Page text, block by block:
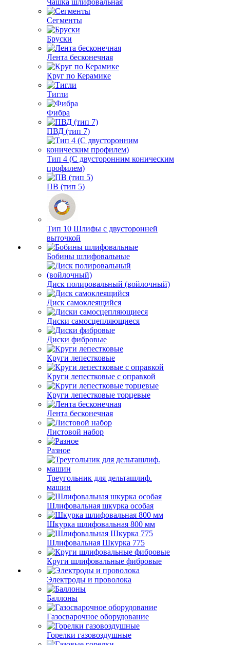
Чашка шлифовальная
Сегменты
Бруски
Лента бесконечная
Круг по Керамике
Тигли
Фибра
ПВД (тип 7)
Тип 4 (С двусторонним коническим
профилем)
ПВ (тип 5)
Тип 10 Шлифы с двусторонней
выточкой
Бобины шлифовальные
Диск полировальный (войлочный)
Диск самоклеящийся
Диски самосцепляющиеся
Диски фибровые
Круги лепестковые
Круги лепестковые с оправкой
Круги лепестковые торцевые
Лента бесконечная
Листовой набор
Разное
Треугольник для дельташлиф.
машин
Шлифовальная шкурка особая
Шкурка шлифовальная 800 мм
Шлифовальная Шкурка 775
Круги шлифовальные фибровые
Электроды и проволока
Баллоны
Газосварочное оборудование
Горелки газовоздушные